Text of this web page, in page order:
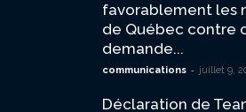
favorablement les
de Québec contre
demande...
communications - juillet 9,
Déclaration de